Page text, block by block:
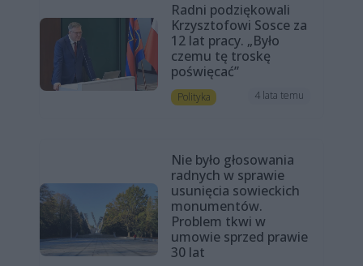
Radni podziękowali
Krzysztofowi Sosce za
12 lat pracy. „Było
czemu tę troskę
poświęcać”
Polityka 4 lata temu
Nie było głosowania
radnych w sprawie
usunięcia sowieckich
monumentów.
Problem tkwi w
umowie sprzed prawie
30 lat